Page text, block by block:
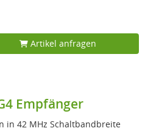
Artikel anfragen
Empfänger
in 42 MHz Schaltbandbreite